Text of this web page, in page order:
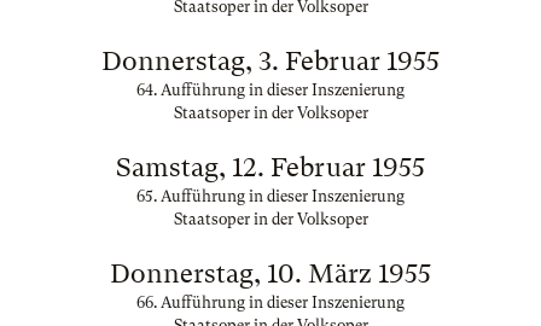
Staatsoper in der Volksoper
Donnerstag, 3. Februar 1955
64. Aufführung in dieser Inszenierung
Staatsoper in der Volksoper
Samstag, 12. Februar 1955
65. Aufführung in dieser Inszenierung
Staatsoper in der Volksoper
Donnerstag, 10. März 1955
66. Aufführung in dieser Inszenierung